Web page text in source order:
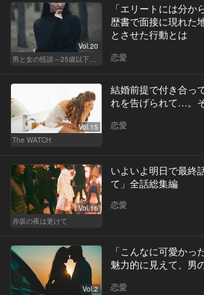
Vol.20
男と女の怪談～25歳以下閲覧禁止～
「エリートには分
歴書で面接に現れた
とさせた行動とは
恋愛
Vol.15
The WATCH
結婚前提で付き合っ
れを告げられて…。
恋愛
Vol.16
赤坂の夜は更けて
いよいよ明日で最終
て」全話総集編
恋愛
Vol.2
「こんなに可愛か
魅力的に見えて、男
恋愛